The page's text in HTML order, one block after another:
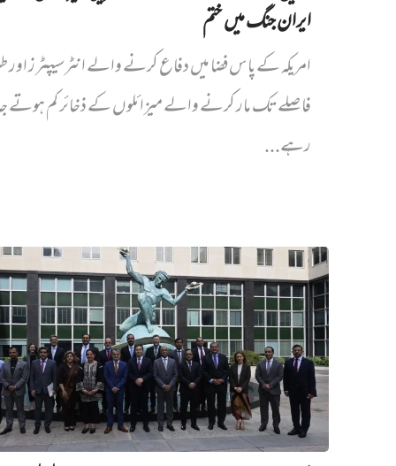
ایران جنگ میں‌ ختم
امریکہ کے پاس فضا میں دفاع کرنے والے انٹرسیپٹرز اور
فاصلے تک مار کرنے والے میزائلوں کے ذخائر کم ہوتے
رہے...